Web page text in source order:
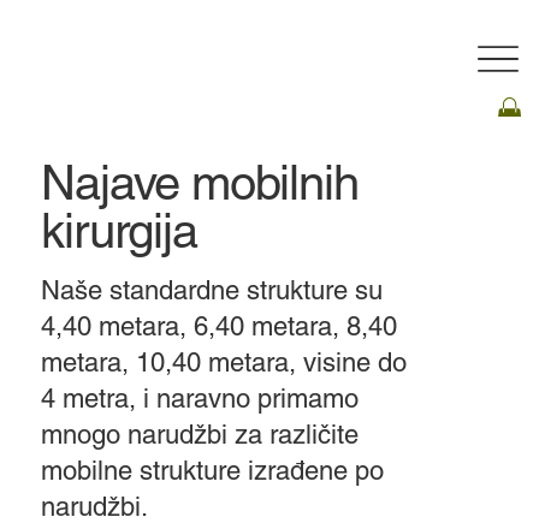
Naše standardne strukture su
4,40 metara, 6,40 metara, 8,40
metara, 10,40 metara, visine do
4 metra, i naravno primamo
mnogo narudžbi za različite
mobilne strukture izrađene po
narudžbi.
Najave mobilnih
kirurgija